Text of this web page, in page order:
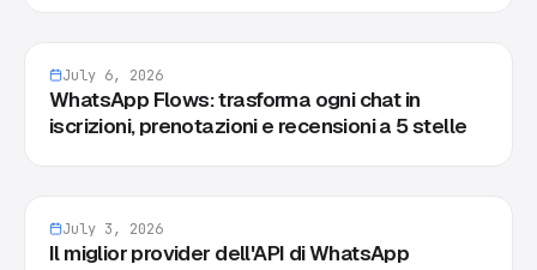
July 6, 2026
WhatsApp Flows: trasforma ogni chat in
iscrizioni, prenotazioni e recensioni a 5 stelle
July 3, 2026
Il miglior provider dell'API di WhatsApp